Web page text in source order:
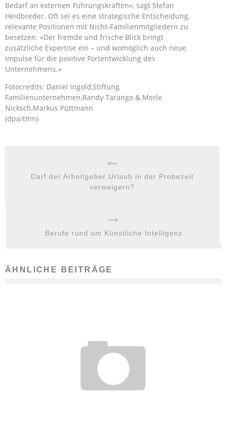
Bedarf an externen Führungskräften», sagt Stefan
Heidbreder. Oft sei es eine strategische Entscheidung,
relevante Positionen mit Nicht-Familienmitgliedern zu
besetzen. «Der fremde und frische Blick bringt
zusätzliche Expertise ein – und womöglich auch neue
Impulse für die positive Fortentwicklung des
Unternehmens.»
Fotocredits: Daniel Ingold,Stiftung
Familienunternehmen,Randy Tarango & Merle
Nicksch,Markus Püttmann
(dpa/tmn)
Darf der Arbeitgeber Urlaub in der Probezeit
verweigern?
Berufe rund um Künstliche Intelligenz
ÄHNLICHE BEITRÄGE